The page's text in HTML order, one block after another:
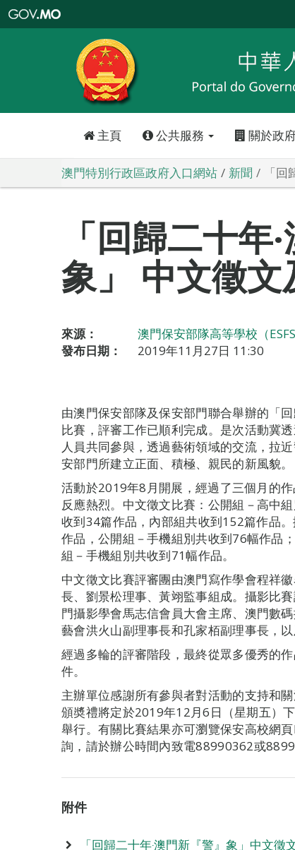
特
政
區
政
口
主頁 公共服務 關於政
澳門特別行政區政府入口網站 新聞 「
「回歸二十年
象」 中文徵
來源：
澳門保安部隊高等學校（
發布日期：
2019年11月27日 11:30
由澳門保安部隊及保安部門聯合舉辦的「
比賽，評審工作已順利完成。是次活動冀
人員共同參與，透過藝術領域的交流，拉
安部門所建立正面、積極、親民的新風貌。
活動於2019年8月開展，經過了三個月的
反應熱烈。中文徵文比賽：公開組－高中
收到34篇作品，內部組共收到152篇作品
作品，公開組－手機組別共收到76幅作品
組－手機組別共收到71幅作品。
中文徵文比賽評審團由澳門寫作學會程祥
長、劉景松理事、黃翊監事組成。攝影比
門攝影學會馬志信會員大會主席、澳門數
藝會洪火山副理事長和孔家栢副理事長，
經過多輪的評審階段，最終從眾多優秀的
件。
主辦單位感謝所有參與者對活動的支持和
頒奬禮將定於2019年12月6日（星期五）
舉行。有關比賽結果亦可瀏覽保安高校
詢，請於辦公時間內致電88990362或
附件
「回歸二十年‧澳門新『警』象」中文徵